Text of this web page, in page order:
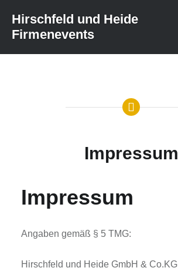
zum
Inhalt
Hirschfeld und Heide
Firmenevents
Impressum
Impressum
Angaben gemäß § 5 TMG:
Hirschfeld und Heide GmbH & Co.KG